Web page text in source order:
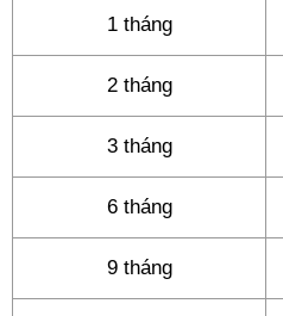
1 tháng
2 tháng
3 tháng
6 tháng
9 tháng